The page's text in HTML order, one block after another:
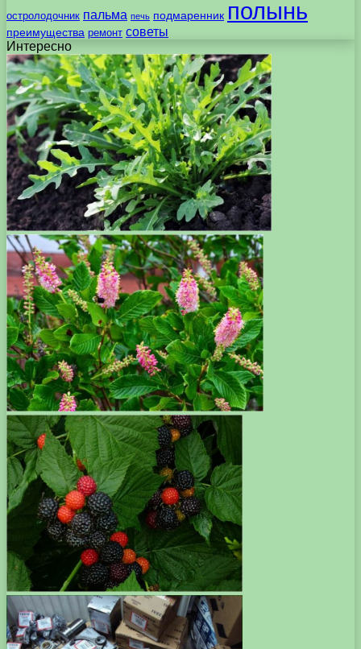
остролодочник пальма печь подмаренник полынь
преимущества ремонт советы
Интересно